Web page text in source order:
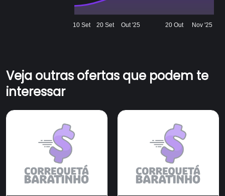
10 Set 20 Set Out '25 20 Out Nov '25
Veja outras ofertas que podem te
interessar